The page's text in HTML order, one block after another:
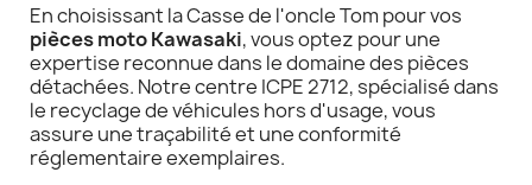
En choisissant la Casse de l'oncle Tom pour vos
pièces moto Kawasaki, vous optez pour une
expertise reconnue dans le domaine des pièces
détachées. Notre centre ICPE 2712, spécialisé dans
le recyclage de véhicules hors d'usage, vous
assure une traçabilité et une conformité
réglementaire exemplaires.